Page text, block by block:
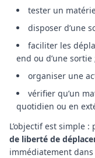
tester un
disposer d’une
faciliter les
end ou d’une sortie
organiser une
vérifier qu’un
quotidien ou en
L’objectif est simple
de liberté de
immédiatement